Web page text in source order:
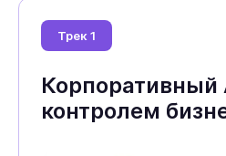
Трек 1
Корпоративный
контролем